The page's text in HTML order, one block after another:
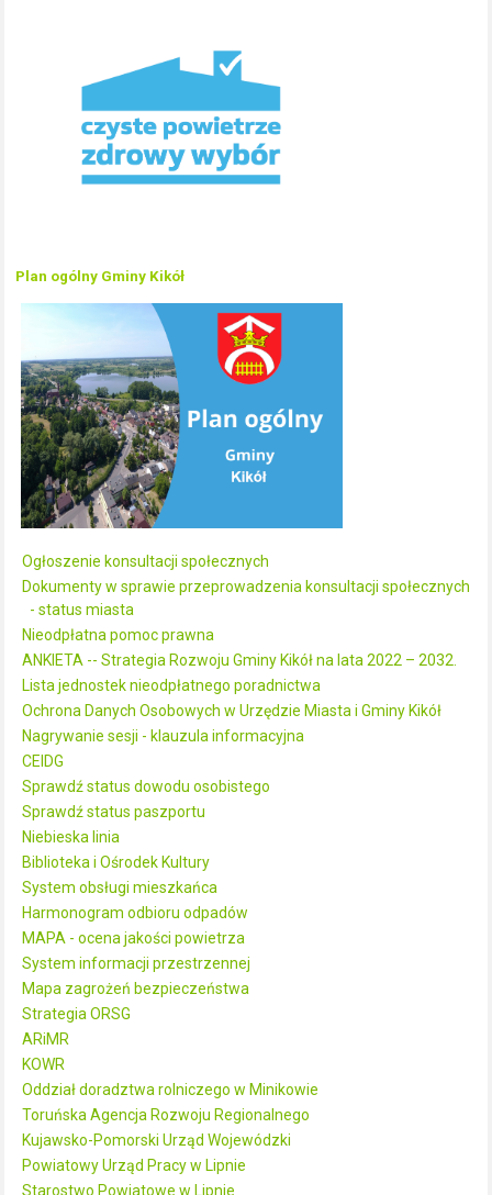
Plan ogólny Gminy Kikół
Ogłoszenie konsultacji społecznych
Dokumenty w sprawie przeprowadzenia konsultacji społecznych
- status miasta
Nieodpłatna pomoc prawna
ANKIETA -- Strategia Rozwoju Gminy Kikół na lata 2022 – 2032.
Lista jednostek nieodpłatnego poradnictwa
Ochrona Danych Osobowych w Urzędzie Miasta i Gminy Kikół
Nagrywanie sesji - klauzula informacyjna
CEIDG
Sprawdź status dowodu osobistego
Sprawdź status paszportu
Niebieska linia
Biblioteka i Ośrodek Kultury
System obsługi mieszkańca
Harmonogram odbioru odpadów
MAPA - ocena jakości powietrza
System informacji przestrzennej
Mapa zagrożeń bezpieczeństwa
Strategia ORSG
ARiMR
KOWR
Oddział doradztwa rolniczego w Minikowie
Toruńska Agencja Rozwoju Regionalnego
Kujawsko-Pomorski Urząd Wojewódzki
Powiatowy Urząd Pracy w Lipnie
Starostwo Powiatowe w Lipnie